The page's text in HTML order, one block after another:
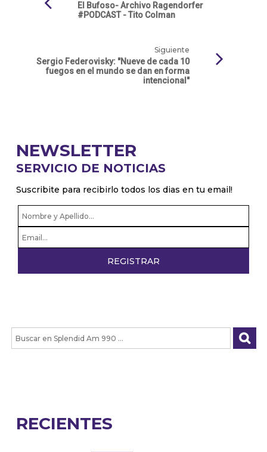
El Bufoso- Archivo Ragendorfer
#PODCAST - Tito Colman
Siguiente
Sergio Federovisky: "Nueve de cada 10
fuegos en el mundo se dan en forma
intencional"
NEWSLETTER
SERVICIO DE NOTICIAS
Suscribite para recibirlo todos los dias en tu email!
RECIENTES